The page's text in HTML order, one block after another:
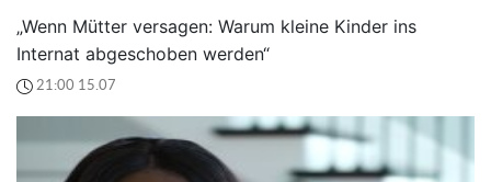
„Wenn Mütter versagen: Warum kleine Kinder ins
Internat abgeschoben werden“
21:00 15.07